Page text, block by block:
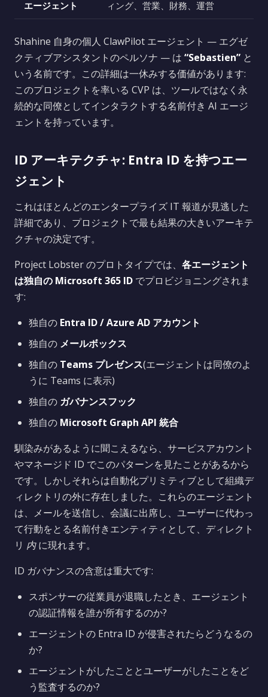
エージェント ィング、営業、財務、運営
Shahine 自身の個人 ClawPilot エージェント — エグゼ
クティブアシスタントのペルソナ — は “Sebastien” と
いう名前です。この詳細は一休みする価値があります:
このプロジェクトを率いる CVP は、ツールではなく永
続的な同僚としてインタラクトする名前付き AI エージ
ェントを持っています。
ID アーキテクチャ: Entra ID を持つエー
ジェント
これはほとんどのエンタープライズ IT 報道が見逃した
詳細であり、プロジェクトで最も結果の大きいアーキテ
クチャの決定です。
Project Lobster のプロトタイプでは、 各エージェント
は独自の Microsoft 365 ID でプロビジョニングされま
す:
独自の Entra ID / Azure AD アカウント
独自の メールボックス
独自の Teams プレゼンス(エージェントは同僚のよ
うに Teams に表示)
独自の ガバナンスフック
独自の Microsoft Graph API 統合
馴染みがあるように聞こえるなら、サービスアカウント
やマネージド ID でこのパターンを見たことがあるから
です。しかしそれらは自動化プリミティブとして組織デ
ィレクトリの外に存在しました。これらのエージェント
は、メールを送信し、会議に出席し、ユーザーに代わっ
て行動をとる名前付きエンティティとして、ディレクト
リ 内に現れます。
ID ガバナンスの含意は重大です:
スポンサーの従業員が退職したとき、エージェント
の認証情報を誰が所有するのか?
エージェントの Entra ID が侵害されたらどうなるの
か?
エージェントがしたこととユーザーがしたことをど
う監査するのか?